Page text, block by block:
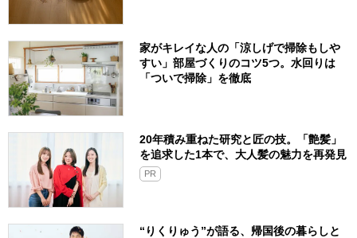
家がキレイな人の「涼しげで掃除もしや
すい」部屋づくりのコツ5つ。水回りは
「ついで掃除」を徹底
20年積み重ねた研究と匠の技。「艶髪」
を追求した1本で、大人髪の魅力を再発見
PR
“りくりゅう”が語る、帰国後の暮らしと